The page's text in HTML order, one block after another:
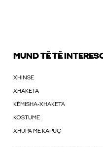
MUND TË TË
XHINSE
XHAKETA
KËMISHA-XHAKETA
KOSTUME
XHUPA ME KAPUÇ